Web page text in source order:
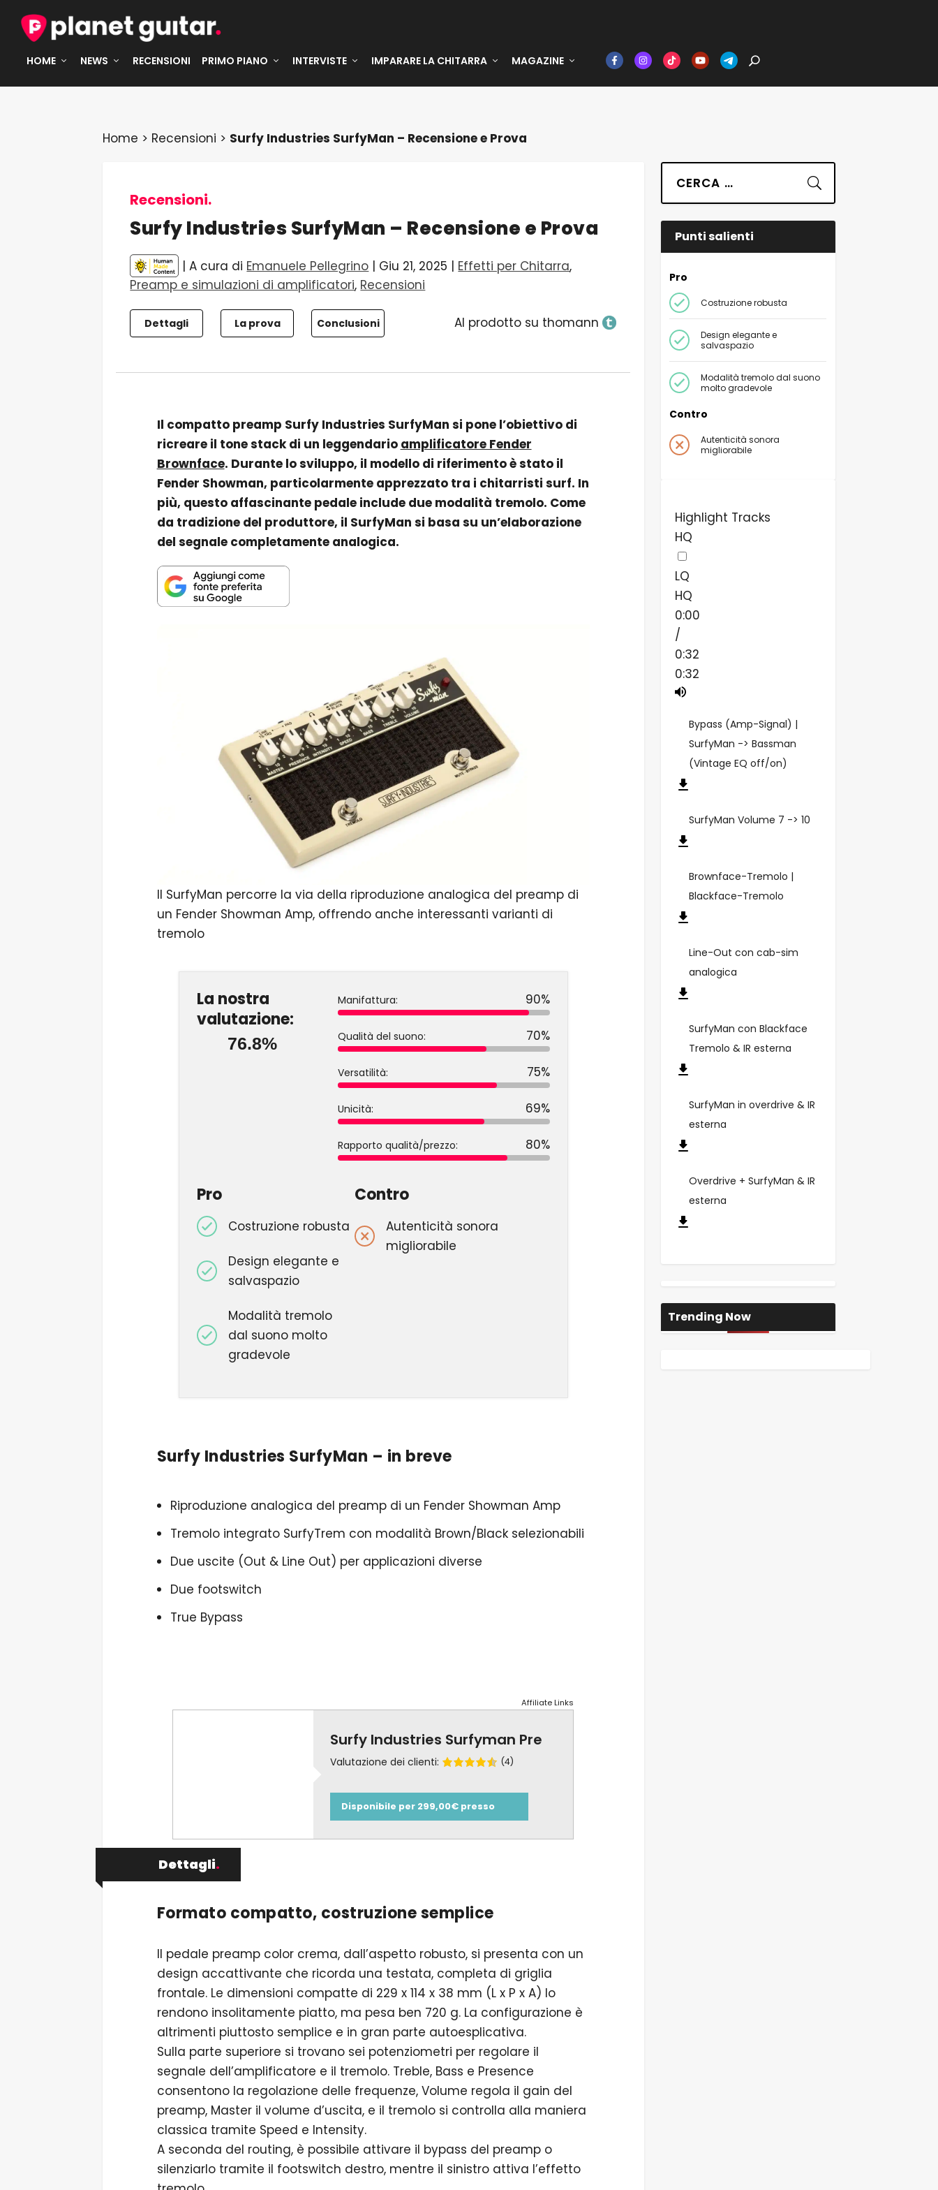
HOME NEWS RECENSIONI PRIMO PIANO INTERVISTE IMPARARE LA CHITARRA MAGAZINE
Home > Recensioni > Surfy Industries SurfyMan – Recensione e Prova
Recensioni.
Surfy Industries SurfyMan – Recensione e Prova
| A cura di Emanuele Pellegrino | Giu 21, 2025 | Effetti per Chitarra,
Preamp e simulazioni di amplificatori, Recensioni
Dettagli La prova Conclusioni Al prodotto su thomann
Il compatto preamp Surfy Industries SurfyMan si pone l’obiettivo di
ricreare il tone stack di un leggendario amplificatore Fender
Brownface. Durante lo sviluppo, il modello di riferimento è stato il
Fender Showman, particolarmente apprezzato tra i chitarristi surf. In
più, questo affascinante pedale include due modalità tremolo. Come
da tradizione del produttore, il SurfyMan si basa su un’elaborazione
del segnale completamente analogica.
Il SurfyMan percorre la via della riproduzione analogica del preamp di
un Fender Showman Amp, offrendo anche interessanti varianti di
tremolo
La nostra
valutazione:
76.8%
Manifattura: 90%
Qualità del suono: 70%
Versatilità: 75%
Unicità: 69%
Rapporto qualità/prezzo: 80%
Pro
Costruzione robusta
Design elegante e
salvaspazio
Modalità tremolo
dal suono molto
gradevole
Contro
Autenticità sonora
migliorabile
Surfy Industries SurfyMan – in breve
Riproduzione analogica del preamp di un Fender Showman Amp
Tremolo integrato SurfyTrem con modalità Brown/Black selezionabili
Due uscite (Out & Line Out) per applicazioni diverse
Due footswitch
True Bypass
Affiliate Links
Surfy Industries Surfyman Pre
Valutazione dei clienti: (4)
Disponibile per 299,00€ presso
Dettagli.
Formato compatto, costruzione semplice
Il pedale preamp color crema, dall’aspetto robusto, si presenta con un
design accattivante che ricorda una testata, completa di griglia
frontale. Le dimensioni compatte di 229 x 114 x 38 mm (L x P x A) lo
rendono insolitamente piatto, ma pesa ben 720 g. La configurazione è
altrimenti piuttosto semplice e in gran parte autoesplicativa.
Sulla parte superiore si trovano sei potenziometri per regolare il
segnale dell’amplificatore e il tremolo. Treble, Bass e Presence
consentono la regolazione delle frequenze, Volume regola il gain del
preamp, Master il volume d’uscita, e il tremolo si controlla alla maniera
classica tramite Speed e Intensity.
A seconda del routing, è possibile attivare il bypass del preamp o
silenziarlo tramite il footswitch destro, mentre il sinistro attiva l’effetto
Suchen
Punti salienti
Pro
Costruzione robusta
Design elegante e
salvaspazio
Modalità tremolo dal suono
molto gradevole
Contro
Autenticità sonora
migliorabile
Highlight Tracks
HQ
LQ
HQ
0:00
/
0:32
0:32
Bypass (Amp-Signal) |
SurfyMan -> Bassman
(Vintage EQ off/on)
SurfyMan Volume 7 -> 10
Brownface-Tremolo |
Blackface-Tremolo
Line-Out con cab-sim
analogica
SurfyMan con Blackface
Tremolo & IR esterna
SurfyMan in overdrive & IR
esterna
Overdrive + SurfyMan & IR
esterna
Trending Now